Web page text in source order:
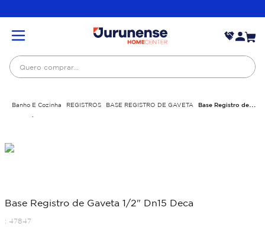
Quero comprar...
Banho E Cozinha REGISTROS BASE REGISTRO DE GAVETA Base Registro de
Gaveta 1/2" Dn15 Deca
Base Registro de Gaveta 1/2" Dn15 Deca
: 47847